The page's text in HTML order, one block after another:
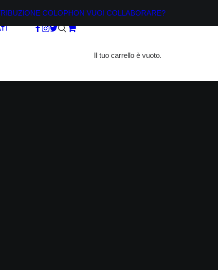
COLOPHON VUOI COLLABORARE?
Il tuo carrello è vuoto.